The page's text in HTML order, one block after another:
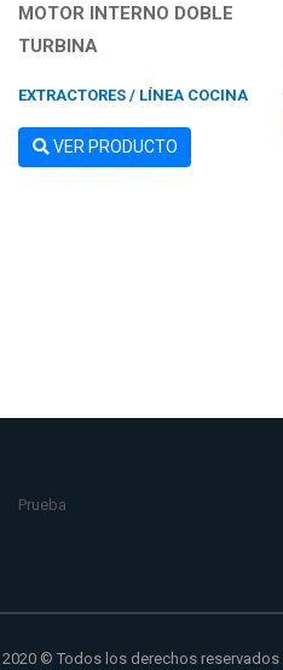
MOTOR INTERNO DOBLE
TURBINA
EXTRACTORES / LÍNEA COCINA
VER PRODUCTO
Prueba
2020 © Todos los derechos reservados